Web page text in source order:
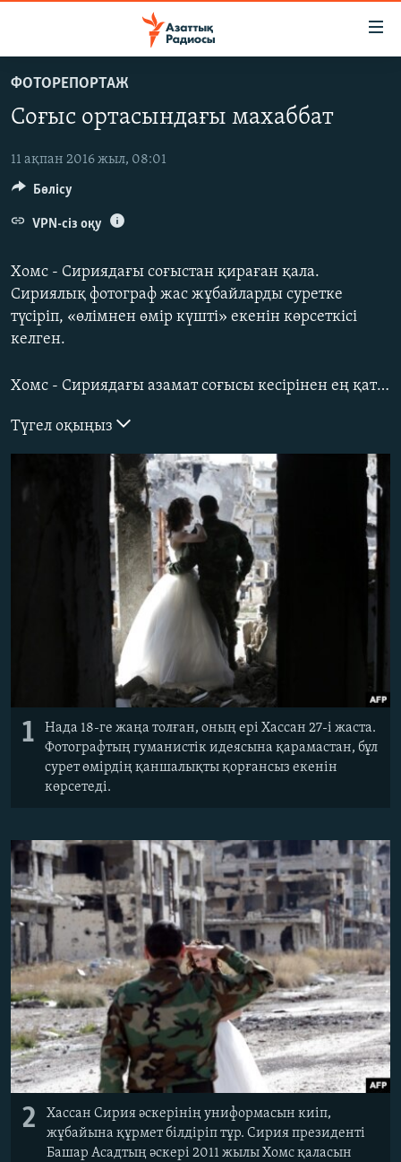
main
Skip
to
Navigation
to
Search
САЯСАТ
AZATTYQTV
ҚАҢТАР ОҚИҒАСЫ
АДАМ ҚҰҚЫҚТАРЫ
ӘЛЕМ
АРНАЙЫ ЖОБАЛАР
ЖАЗЫЛЫҢЫЗ
Басқа тілдерде
ФОТОРЕПОРТАЖ
Соғыс ортасындағы махаббат
11 ақпан 2016 жыл, 08:01
Хомс - Сириядағы соғыстан қираған қала.
Сириялық фотограф жас жұбайларды суретке
түсіріп, «өлімнен өмір күшті» екенін көрсеткісі
келген.
Хомс - Сириядағы азамат соғысы кесірінен ең қатты қираған қала. Оппозиция жасақтары орналасқан бұл қаланы үкімет әскері ұдайы бомбалап келген. Мұндағы қоғамдық мекемелерді қирағанша атқылаған. Сириядағы соғыс кезіндегі ең қатты қақтығыстар Хомста болды.
Түгел оқыңыз
1
Нада 18-ге жаңа толған, оның ері Хассан 27-і жаста.
Фотографтың гуманистік идеясына қарамастан, бұл
сурет өмірдің қаншалықты қорғансыз екенін
көрсетеді.
2
Хассан Сирия әскерінің униформасын киіп,
жұбайына құрмет білдіріп тұр. Сирия президенті
Башар Асадтың әскері 2011 жылы Хомс қаласын
Бөлісу
VPN-сіз оқу